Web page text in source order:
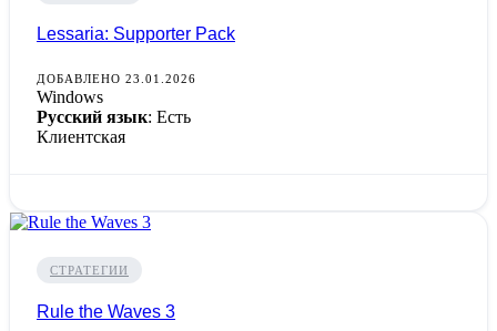
Lessaria: Supporter Pack
ДОБАВЛЕНО 23.01.2026
Windows
Русский язык: Есть
Клиентская
СТРАТЕГИИ
Rule the Waves 3